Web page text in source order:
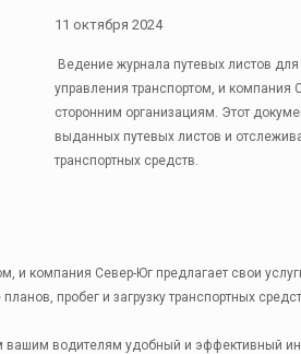
11 октября 2024
Ведение журнала путевых листов
управления транспортом, и компания
сторонним организациям. Этот
выданных путевых листов и
транспортных средств.
и компания Север-Юг предлагает свои
пробег и загрузку транспортных
водителям удобный и эффективный